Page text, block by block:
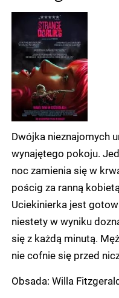
Dwójka nieznajomych
wynajętego pokoju.
noc zamienia się w
pościg za ranną
Uciekinierka jest
niestety w wyniku
się z każdą minutą.
nie cofnie się przed
Obsada: Willa